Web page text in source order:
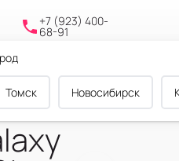
Томск Новосибирск
+7 (923) 400-
68-91
Корзина